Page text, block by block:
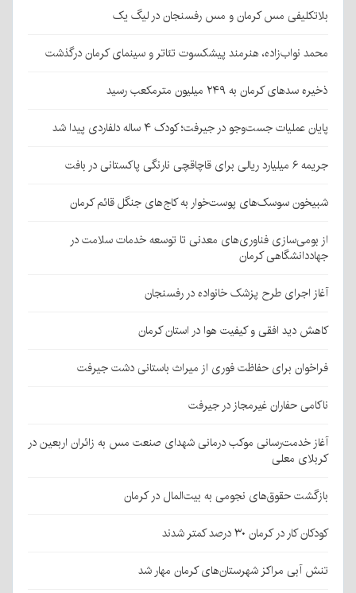
بلاتکلیفی مس کرمان و مس رفسنجان در لیگ یک
محمد نواب‌زاده، هنرمند پیشکسوت تئاتر و سینمای کرمان درگذشت
ذخیره سدهای کرمان به ۲۴۹ میلیون مترمکعب رسید
پایان عملیات جست‌وجو در جیرفت؛ کودک ۴ ساله دلفاردی پیدا شد
جریمه ۶ میلیارد ریالی برای قاچاقچی نارنگی پاکستانی در بافت
شبیخون سوسک‌های پوست‌خوار به کاج‌های جنگل قائم کرمان
از بومی‌سازی فناوری‌های معدنی تا توسعه خدمات سلامت در
جهاددانشگاهی کرمان
آغاز اجرای طرح پزشک خانواده در رفسنجان
کاهش دید افقی و کیفیت هوا در استان کرمان
فراخوان برای حفاظت فوری از میراث باستانی دشت جیرفت
ناکامی حفاران غیرمجاز در جیرفت
آغاز خدمت‌رسانی موکب درمانی شهدای صنعت مس به زائران اربعین در
کربلای معلی
بازگشت حقوق‌های نجومی به بیت‌المال در کرمان
کودکان کار در کرمان ۳۰ درصد کمتر شدند
تنش آبی مراکز شهرستان‌های کرمان مهار شد